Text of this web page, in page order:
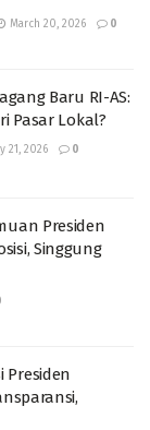
March 20, 2026 0
Baru RI-AS:
Pasar Lokal?
21, 2026 0
Presiden
Singgung
Presiden